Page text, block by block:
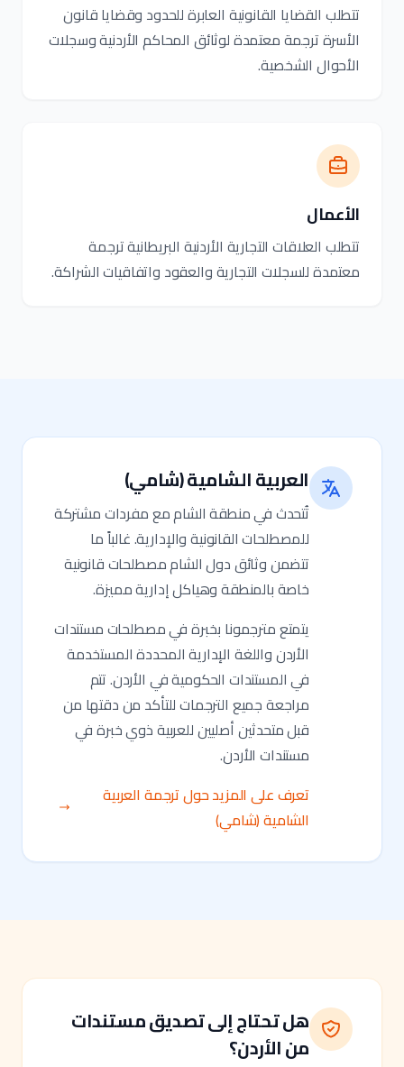
تتطلب القضايا القانونية العابرة للحدود وقضايا قانون
الأسرة ترجمة معتمدة لوثائق المحاكم الأردنية وسجلات
الأحوال الشخصية.
الأعمال
تتطلب العلاقات التجارية الأردنية البريطانية ترجمة
معتمدة للسجلات التجارية والعقود واتفاقيات الشراكة.
العربية الشامية (شامي)
تُتحدث في منطقة الشام مع مفردات مشتركة
للمصطلحات القانونية والإدارية. غالباً ما
تتضمن وثائق دول الشام مصطلحات قانونية
خاصة بالمنطقة وهياكل إدارية مميزة.
يتمتع مترجمونا بخبرة في مصطلحات مستندات
الأردن واللغة الإدارية المحددة المستخدمة
في المستندات الحكومية في الأردن. تتم
مراجعة جميع الترجمات للتأكد من دقتها من
قبل متحدثين أصليين للعربية ذوي خبرة في
مستندات الأردن.
تعرف على المزيد حول ترجمة العربية
الشامية (شامي)
هل تحتاج إلى تصديق مستندات
من الأردن؟